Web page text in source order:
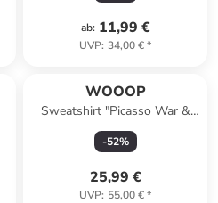
ab: 11,99 €
UVP: 34,00 €*
WOOOP
Sweatshirt "Picasso War &
Peace" in Grau
-52%
25,99 €
UVP: 55,00 €*